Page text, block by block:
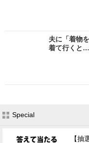
夫に「着物
着て行くと
Special
【抽